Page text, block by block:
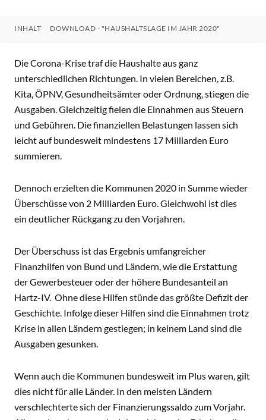
INHALT DOWNLOAD - "HAUSHALTSLAGE IM JAHR 2020"
INHALT
Die Corona-Krise traf die Haushalte aus ganz
unterschiedlichen Richtungen. In vielen Bereichen, z.B.
Kita, ÖPNV, Gesundheitsämter oder Ordnung, stiegen die
Ausgaben. Gleichzeitig fielen die Einnahmen aus Steuern
und Gebühren. Die finanziellen Belastungen lassen sich
leicht auf bundesweit mindestens 17 Milliarden Euro
summieren.
Dennoch erzielten die Kommunen 2020 in Summe wieder
Überschüsse von 2 Milliarden Euro. Gleichwohl ist dies
ein deutlicher Rückgang zu den Vorjahren.
Der Überschuss ist das Ergebnis umfangreicher
Finanzhilfen von Bund und Ländern, wie die Erstattung
der Gewerbesteuer oder der höhere Bundesanteil an
Hartz-IV. Ohne diese Hilfen stünde das größte Defizit der
Geschichte. Infolge dieser Hilfen sind die Einnahmen trotz
Krise in allen Ländern gestiegen; in keinem Land sind die
Ausgaben gesunken.
Wenn auch die Kommunen bundesweit im Plus waren, gilt
dies nicht für alle Länder. In den meisten Ländern
verschlechterte sich der Finanzierungssaldo zum Vorjahr.